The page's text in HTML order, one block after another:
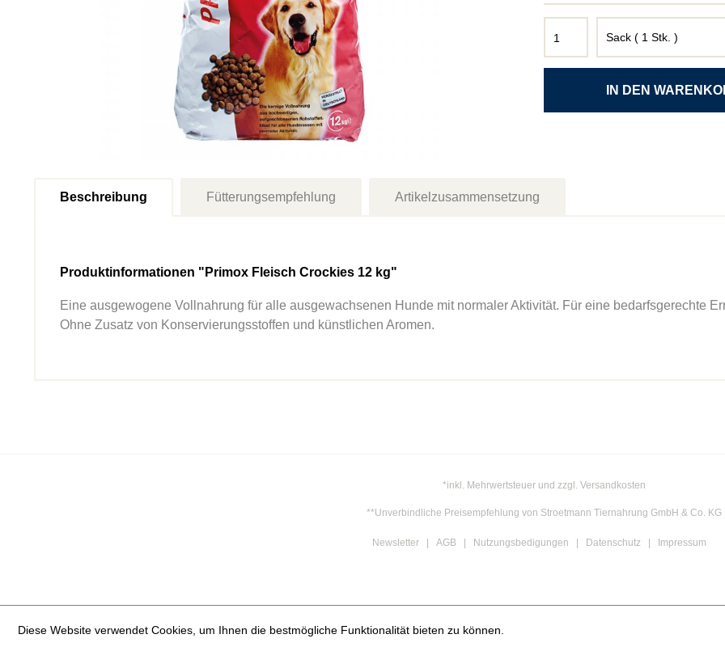
Beschreibung Fütterungsempfehlung Artikelzusammensetzung
Produktinformationen "Primox Fleisch Crockies 12 kg"
Eine ausgewogene Vollnahrung für alle ausgewachsenen Hunde mit normaler Aktivität. Für eine bedarfsgerechte
Ohne Zusatz von Konservierungsstoffen und künstlichen Aromen.
*inkl. Mehrwertsteuer und zzgl. Versandkosten
**Unverbindliche Preisempfehlung von Stroetmann Tiernahrung GmbH & Co. KG
Newsletter AGB Nutzungsbedigungen Datenschutz Impressum
Diese Website verwendet Cookies, um Ihnen die bestmögliche Funktionalität bieten zu können.